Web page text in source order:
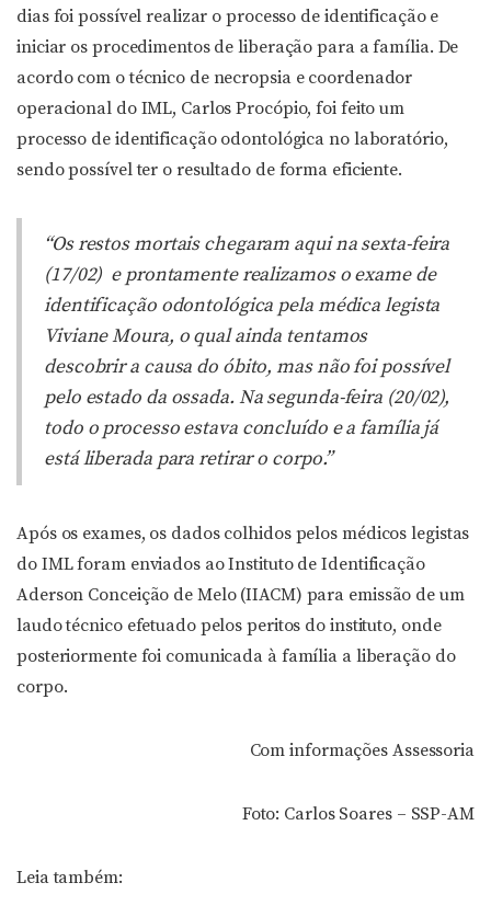
dias foi possível realizar o processo de identificação e
iniciar os procedimentos de liberação para a família. De
acordo com o técnico de necropsia e coordenador
operacional do IML, Carlos Procópio, foi feito um
processo de identificação odontológica no laboratório,
sendo possível ter o resultado de forma eficiente.
“Os restos mortais chegaram aqui na sexta-feira
(17/02) e prontamente realizamos o exame de
identificação odontológica pela médica legista
Viviane Moura, o qual ainda tentamos
descobrir a causa do óbito, mas não foi possível
pelo estado da ossada. Na segunda-feira (20/02),
todo o processo estava concluído e a família já
está liberada para retirar o corpo.”
Após os exames, os dados colhidos pelos médicos legistas
do IML foram enviados ao Instituto de Identificação
Aderson Conceição de Melo (IIACM) para emissão de um
laudo técnico efetuado pelos peritos do instituto, onde
posteriormente foi comunicada à família a liberação do
corpo.
Com informações Assessoria
Foto: Carlos Soares – SSP-AM
Leia também: